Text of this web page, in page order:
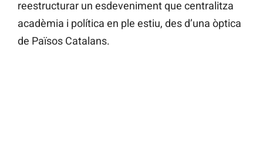
reestructurar un esdeveniment que centralitza
acadèmia i política en ple estiu, des d’una òptica
de Països Catalans.